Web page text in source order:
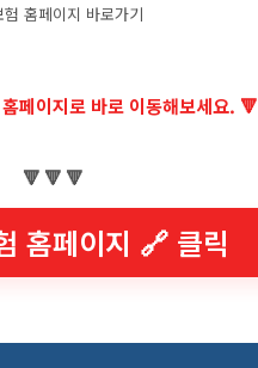
험 홈페이지 바로가기
페이지로 바로 이동해보세요. 🔻
🔻 🔻 🔻
홈페이지 🔗 클릭